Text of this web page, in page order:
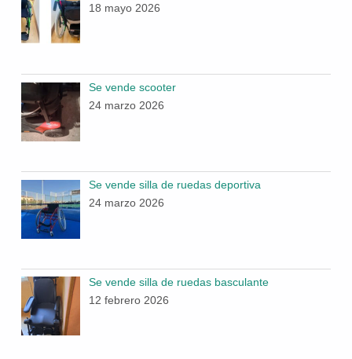
18 mayo 2026
Se vende scooter
24 marzo 2026
Se vende silla de ruedas deportiva
24 marzo 2026
Se vende silla de ruedas basculante
12 febrero 2026